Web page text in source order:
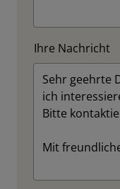
Ihre Nachricht